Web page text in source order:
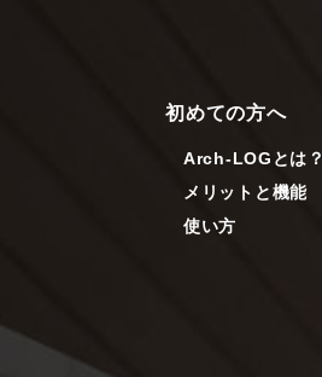
初めての方へ
Arch-LOGとは？
メリットと機能
使い方